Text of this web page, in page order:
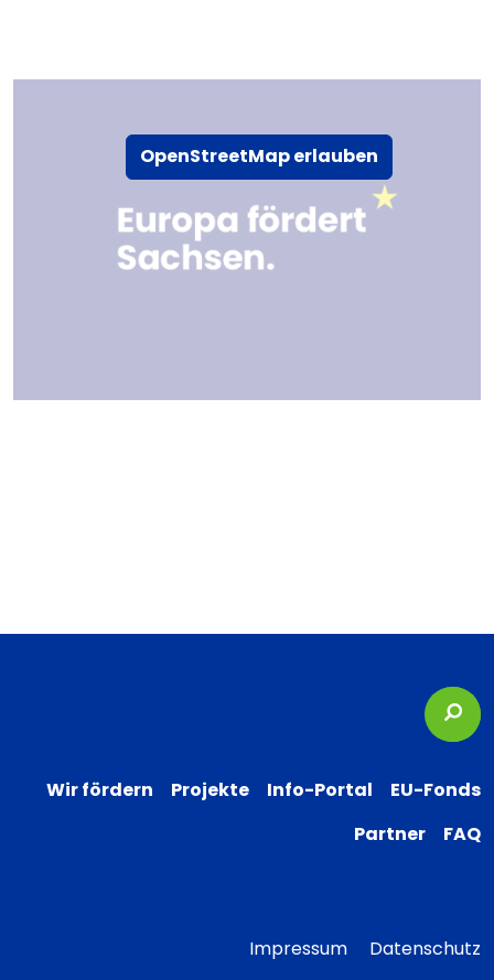
OpenStreetMap erlauben
Wir fördern Projekte Info-Portal
EU-Fonds
Partner
FAQ
Impressum Datenschutz